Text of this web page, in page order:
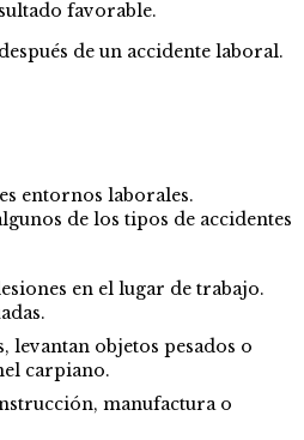
favorable.
de un accidente laboral.
entornos laborales.
de los tipos de accidentes
en el lugar de trabajo.
levantan objetos pesados o
carpiano.
manufactura o